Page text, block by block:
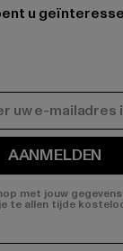
u
AANMELDEN
met jouw
te allen tijde